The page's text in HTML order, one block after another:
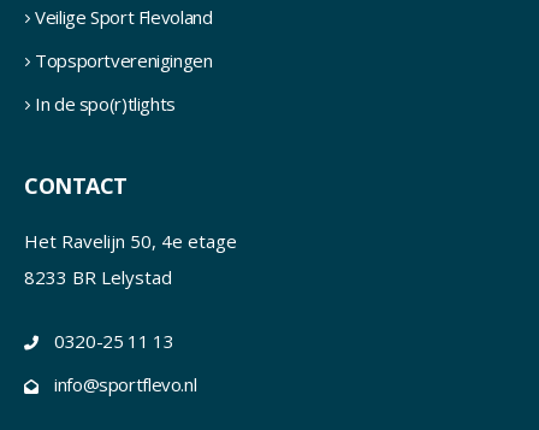
Veilige Sport Flevoland
Topsportverenigingen
In de spo(r)tlights
CONTACT
Het Ravelijn 50, 4e etage
8233 BR Lelystad
0320-25 11 13
info@sportflevo.nl